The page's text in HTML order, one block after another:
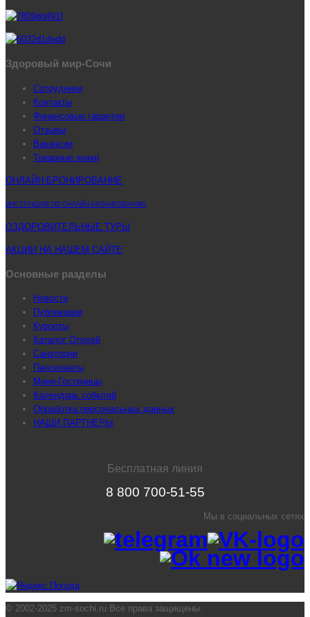
Здоровый мир-Сочи
Сотрудники
Контакты
Финансовые гарантии
Отзывы
Вакансии
Товарные знаки
ОНЛАЙН-БРОНИРОВАНИЕ
ИНСТРУКЦИЯ ПО ОНЛАЙН-БРОНИРОВАНИЮ
ОЗДОРОВИТЕЛЬНЫЕ ТУРЫ
АКЦИИ НА НАШЕМ САЙТЕ
Основные разделы
Новости
Публикации
Курорты
Каталог Отелей
Санатории
Пансионаты
Мини-Гостиницы
Календарь событий
Обработка персональных данных
НАШИ ПАРТНЕРЫ
Бесплатная линия
8 800 700-51-55
Мы в социальных сетях
© 2002-2025 zm-sochi.ru Все права защищены.